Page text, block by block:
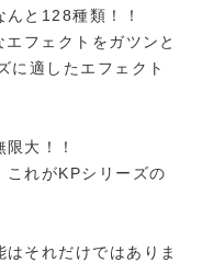
と128種類！！
フェクトをガツンと
に適したエフェクト
大！！
これがKPシリーズの
それだけではありま